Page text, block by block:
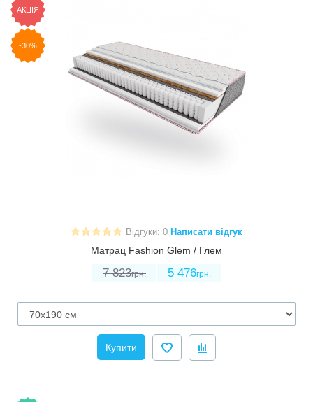
АКЦІЯ
-30%
Відгуки: 0 Написати відгук
Матрац Fashion Glem / Глем
7 823грн. 5 476грн.
Купити